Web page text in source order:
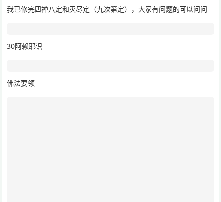
我已修完四禅八定和灭尽定（九次第定），大家有问题的可以问问
30阿赖耶识
佛法要领